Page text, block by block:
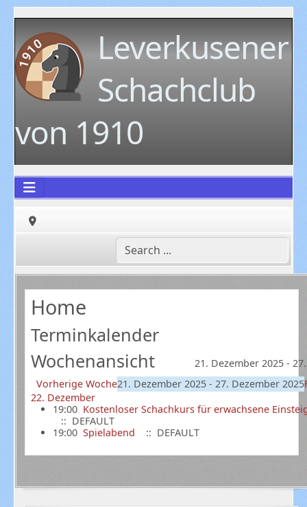
Leverkusener
Schachclub
von 1910
Home
Terminkalender
Wochenansicht
21. Dezember 2025 -
Vorherige Woche21. Dezember 2025 - 27. Dezember 2025
22. Dezember
19:00 Kostenloser Schachkurs für erwachsene
:: DEFAULT
19:00Spielabend :: DEFAULT